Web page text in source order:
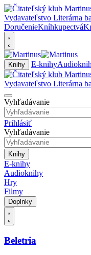
DoručenieKníhkupectvá
Knihy E-knihy
Vyhľadávanie
Prihlásiť
Vyhľadávanie
Knihy
E-knihy
Audioknihy
Hry
Filmy
Doplnky
Beletria